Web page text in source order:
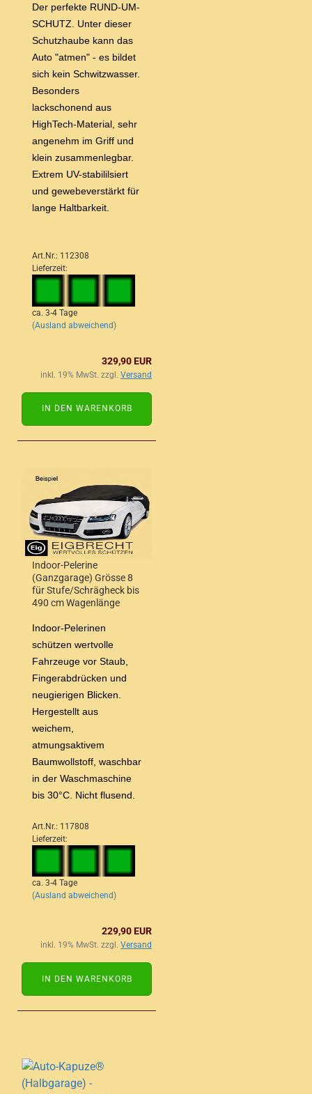
Der perfekte RUND-UM-
SCHUTZ. Unter dieser
Schutzhaube kann das
Auto "atmen" - es bildet
sich kein Schwitzwasser.
Besonders
lackschonend aus
HighTech-Material, sehr
angenehm im Griff und
klein zusammenlegbar.
Extrem UV-stabililsiert
und gewebeverstärkt für
lange Haltbarkeit.
Art.Nr.: 112308
Lieferzeit:
ca. 3-4 Tage
(Ausland abweichend)
329,90 EUR
inkl. 19% MwSt. zzgl. Versand
IN DEN WARENKORB
Indoor-Pelerine
(Ganzgarage) Grösse 8
für Stufe/Schrägheck bis
490 cm Wagenlänge
Indoor-Pelerinen
schützen wertvolle
Fahrzeuge vor Staub,
Fingerabdrücken und
neugierigen Blicken.
Hergestellt aus
weichem,
atmungsaktivem
Baumwollstoff, waschbar
in der Waschmaschine
bis 30°C. Nicht flusend.
Art.Nr.: 117808
Lieferzeit:
ca. 3-4 Tage
(Ausland abweichend)
229,90 EUR
inkl. 19% MwSt. zzgl. Versand
IN DEN WARENKORB